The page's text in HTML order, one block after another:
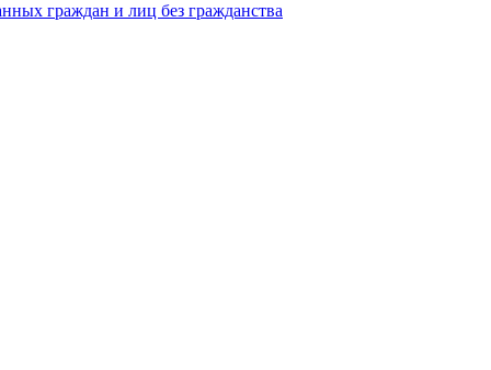
граждан и лиц без гражданства